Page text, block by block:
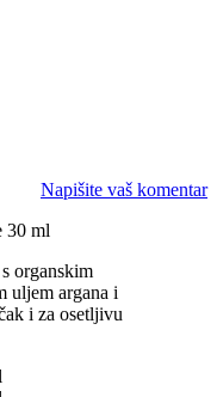
Napišite vaš komentar
organskim
uljem argana i
i za osetljivu